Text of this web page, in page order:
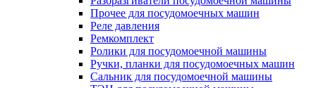
Прочее для посудомоечных машин
Реле давления
Ремкомплект
Ролики для посудомоечной машины
Ручки, планки для посудомоечных машин
Сальник для посудомоечной машины